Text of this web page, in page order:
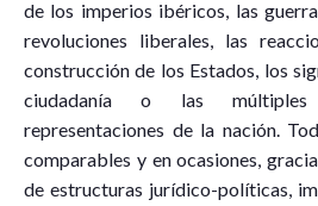
de los imperios ibéricos, las
revoluciones liberales, las
construcción de los Estados, los
ciudadanía o las múltiples
representaciones de la nación.
comparables y en ocasiones,
de estructuras jurídico-políticas,